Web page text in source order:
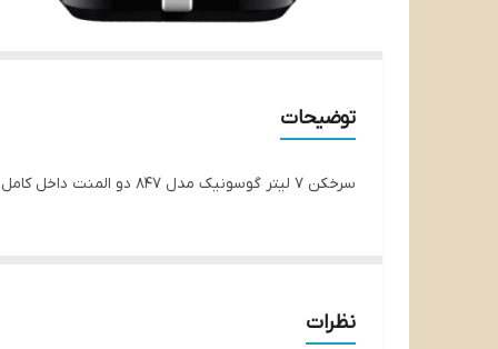
توضیحات
سرخکن ۷ لیتر گوسونیک مدل 847 دو المنت داخل کامل گالوانیزه
نظرات